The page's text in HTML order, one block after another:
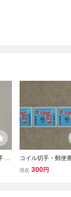
15
コイル切手・郵便
伝・縦連刷・４枚
現在 300円